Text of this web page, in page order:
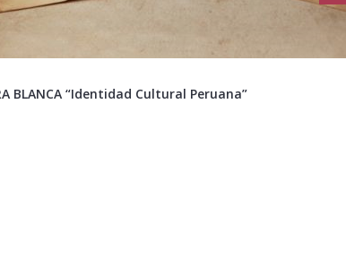
BLANCA “Identidad Cultural Peruana”